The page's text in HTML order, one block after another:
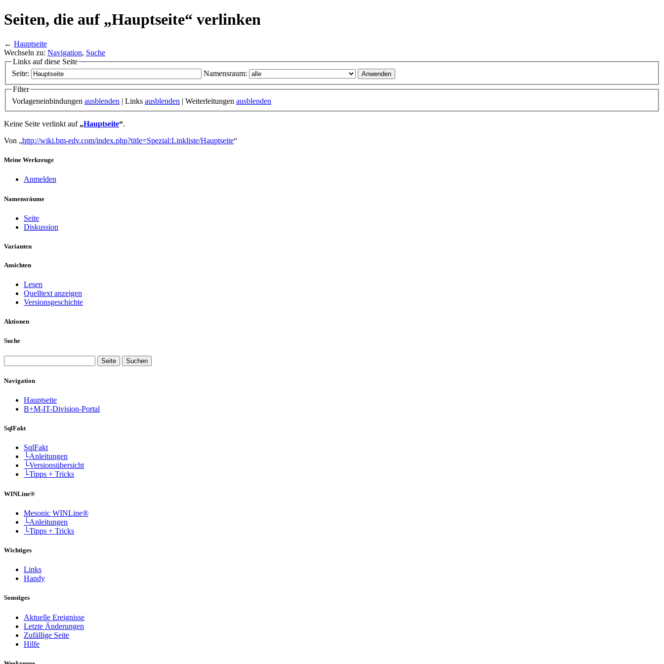
Seiten, die auf „Hauptseite“ verlinken
← Hauptseite
Wechseln zu: Navigation, Suche
Links auf diese Seite
Seite:
Namensraum:
Filter
Vorlageneinbindungen ausblenden | Links ausblenden | Weiterleitungen ausblenden
Keine Seite verlinkt auf „Hauptseite“.
Von „http://wiki.bm-edv.com/index.php?title=Spezial:Linkliste/Hauptseite“
Meine Werkzeuge
Anmelden
Namensräume
Seite
Diskussion
Varianten
Ansichten
Lesen
Quelltext anzeigen
Versionsgeschichte
Aktionen
Suche
Navigation
Hauptseite
B+M-IT-Division-Portal
SqlFakt
SqlFakt
└Anleitungen
└Versionsübersicht
└Tipps + Tricks
WINLine®
Mesonic WINLine®
└Anleitungen
└Tipps + Tricks
Wichtiges
Links
Handy
Sonstiges
Aktuelle Ereignisse
Letzte Änderungen
Zufällige Seite
Hilfe